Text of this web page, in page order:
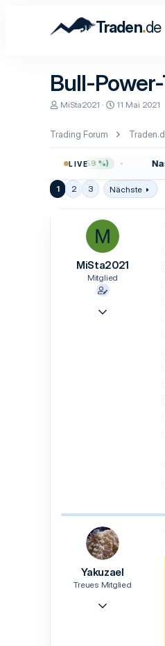
Traden.de
Bull-
E
t
e
MiSta2021
E
t
t
a
11 Mai 2021
Trading Forum
LIVE
+45,65 (+0,59 %)
1 2 3 Nächste
M
MiSta2021
Mitglied
Yakuzael
Treues Mitglied